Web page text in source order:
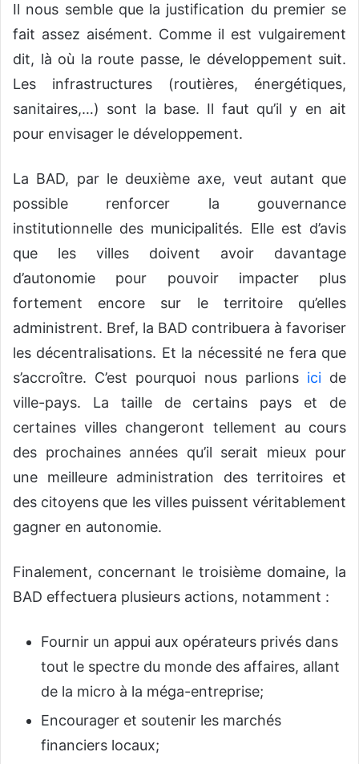
Il nous semble que la justification du premier se
fait assez aisément. Comme il est vulgairement
dit, là où la route passe, le développement suit.
Les infrastructures (routières, énergétiques,
sanitaires,…) sont la base. Il faut qu’il y en ait
pour envisager le développement.
La BAD, par le deuxième axe, veut autant que
possible renforcer la gouvernance
institutionnelle des municipalités. Elle est d’avis
que les villes doivent avoir davantage
d’autonomie pour pouvoir impacter plus
fortement encore sur le territoire qu’elles
administrent. Bref, la BAD contribuera à favoriser
les décentralisations. Et la nécessité ne fera que
s’accroître. C’est pourquoi nous parlions icide
ville-pays. La taille de certains pays et de
certaines villes changeront tellement au cours
des prochaines années qu’il serait mieux pour
une meilleure administration des territoires et
des citoyens que les villes puissent véritablement
gagner en autonomie.
Finalement, concernant le troisième domaine, la
BAD effectuera plusieurs actions, notamment :
Fournir un appui aux opérateurs privés dans
tout le spectre du monde des affaires, allant
de la micro à la méga-entreprise;
Encourager et soutenir les marchés
financiers locaux;